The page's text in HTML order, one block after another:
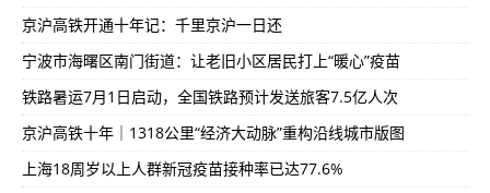
京沪高铁开通十年记：千里京沪一日还
宁波市海曙区南门街道：让老旧小区居民打上“暖心”疫苗
铁路暑运7月1日启动，全国铁路预计发送旅客7.5亿人次
京沪高铁十年｜1318公里“经济大动脉”重构沿线城市版图
上海18周岁以上人群新冠疫苗接种率已达77.6%